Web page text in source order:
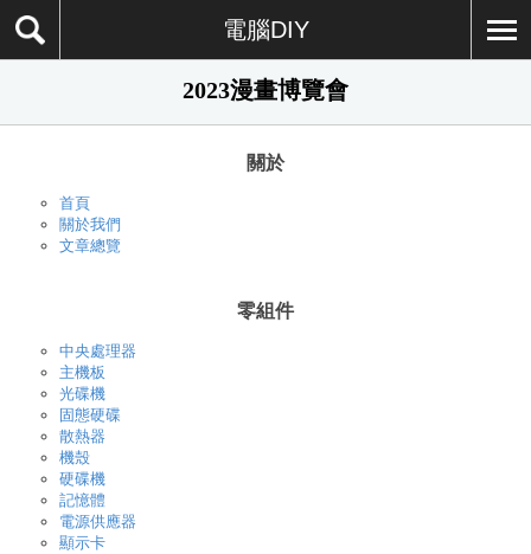
電腦DIY
2023漫畫博覽會
關於
首頁
關於我們
文章總覽
零組件
中央處理器
主機板
光碟機
固態硬碟
散熱器
機殼
硬碟機
記憶體
電源供應器
顯示卡